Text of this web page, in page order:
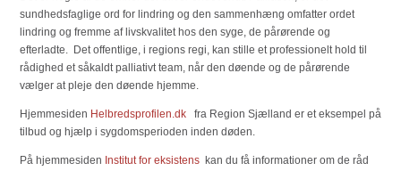
sundhedsfaglige ord for lindring og den sammenhæng omfatter ordet
lindring og fremme af livskvalitet hos den syge, de pårørende og
efterladte. Det offentlige, i regions regi, kan stille et professionelt hold til
rådighed et såkaldt palliativt team, når den døende og de pårørende
vælger at pleje den døende hjemme.
Hjemmesiden Helbredsprofilen.dk fra Region Sjælland er et eksempel på
tilbud og hjælp i sygdomsperioden inden døden.
På hjemmesiden Institut for eksistens kan du få informationer om de råd